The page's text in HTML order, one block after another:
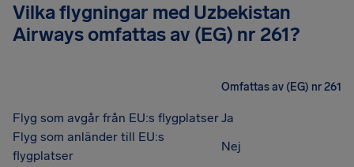
Vilka flygningar med Uzbekistan
Airways omfattas av (EG) nr 261?
Omfattas av (EG) nr 261
Flyg som avgår från EU:s flygplatserJa
Flyg som anländer till EU:s
flygplatser
Nej